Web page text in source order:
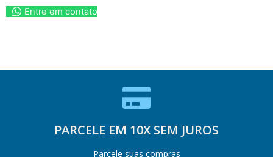
Entre em contato
PARCELE EM 10X SEM JUROS
Parcele suas compras